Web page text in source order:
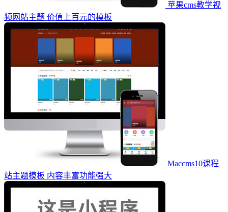
苹果cms教学视
频网站主题 价值上百元的模板
Maccms10课程
站主题模板 内容丰富功能强大